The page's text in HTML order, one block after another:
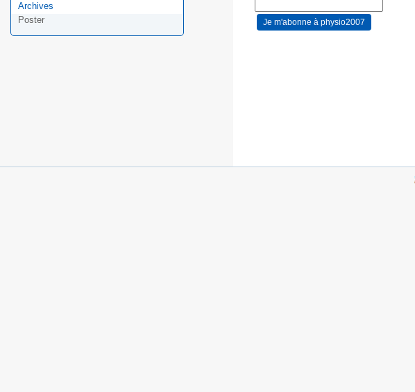
Archives
Poster